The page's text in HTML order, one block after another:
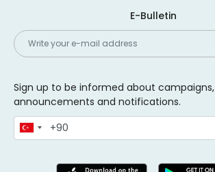
E-Bulletin
Sign up to be informed about campaigns,
announcements and notifications.